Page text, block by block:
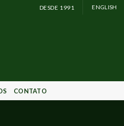
DESDE 1991 ENGLISH
CONTATO